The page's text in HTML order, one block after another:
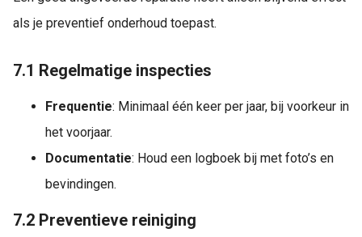
als je preventief onderhoud toepast.
7.1 Regelmatige inspecties
Frequentie: Minimaal één keer per jaar, bij voorkeur in
het voorjaar.
Documentatie: Houd een logboek bij met foto’s en
bevindingen.
7.2 Preventieve reiniging